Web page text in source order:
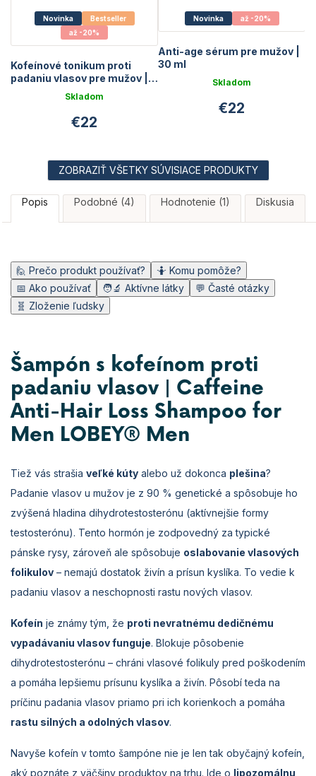
Novinka
Bestseller
až -20%
Kofeínové tonikum proti
padaniu vlasov pre mužov |
hodnotenie
z
5
Skladom
€22
Novinka až -20%
Anti-age sérum pre mužov |
30 ml
hodnotenie
5
hviezdičiek.
Skladom
€22
ZOBRAZIŤ VŠETKY SÚVISIACE PRODUKTY
Popis Podobné (4) Hodnotenie (1) Diskusia
🙋 Prečo produkt používať?
🤷 Komu pomôže?
📅 Ako používať
🧑‍🔬 Aktívne látky
💬 Časté otázky
🧬 Zloženie ľudsky
Šampón s kofeínom proti
padaniu vlasov | Caffeine
Anti-Hair Loss Shampoo for
Men LOBEY® Men
Tiež vás strašia veľké kúty alebo už dokonca plešina?
Padanie vlasov u mužov je z 90 % genetické a spôsobuje ho
zvýšená hladina dihydrotestosterónu (aktívnejšie formy
testosterónu). Tento hormón je zodpovedný za typické
pánske rysy, zároveň ale spôsobuje oslabovanie vlasových
folikulov – nemajú dostatok živín a prísun kyslíka. To vedie k
padaniu vlasov a neschopnosti rastu nových vlasov.
Kofeín je známy tým, že proti nevratnému dedičnému
vypadávaniu vlasov funguje. Blokuje pôsobenie
dihydrotestosterónu – chráni vlasové folikuly pred poškodením
a pomáha lepšiemu prísunu kyslíka a živín. Pôsobí teda na
príčinu padania vlasov priamo pri ich korienkoch a pomáha
rastu silných a odolných vlasov.
Navyše kofeín v tomto šampóne nie je len tak obyčajný kofeín,
aký poznáte z väčšiny produktov na trhu. Ide o lipozomálnu